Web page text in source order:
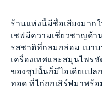
ร้านแห่งนี้มีชื่อเสียงมาก
เชฟมีความเชี่ยวชาญด้า
รสชาติที่กลมกล่อม เบา
เครื่องเทศและสมุนไพรชั
ของซุปนั้นก็มีไอเดียแปล
ทอด ที่ไก่ถูกเสิร์ฟมาพร้อ